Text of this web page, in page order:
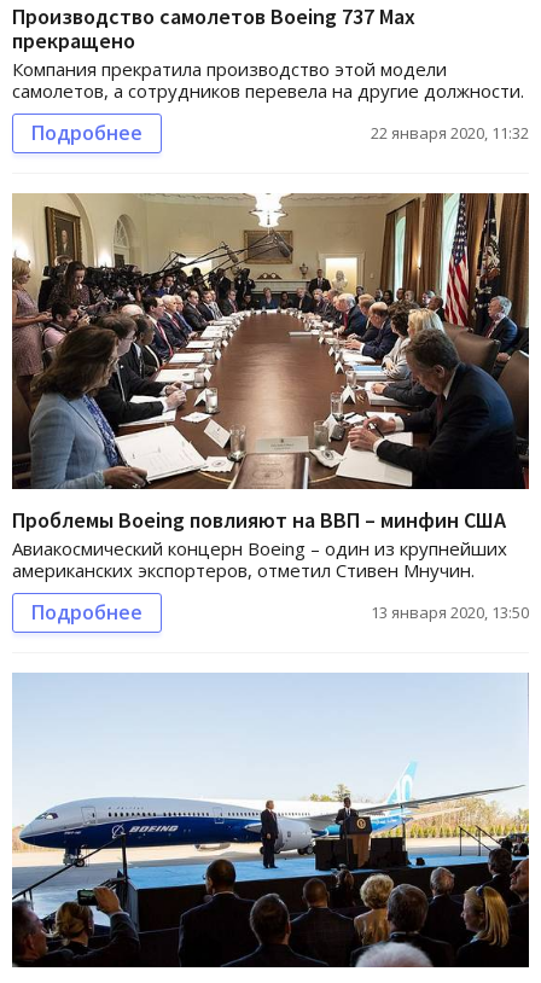
Производство самолетов Boeing 737 Max
прекращено
Компания прекратила производство этой модели
самолетов, а сотрудников перевела на другие должности.
Подробнее 22 января 2020, 11:32
Проблемы Boeing повлияют на ВВП – минфин США
Авиакосмический концерн Boeing – один из крупнейших
американских экспортеров, отметил Стивен Мнучин.
Подробнее 13 января 2020, 13:50